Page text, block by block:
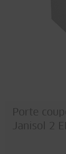
Porte
Janisol 2